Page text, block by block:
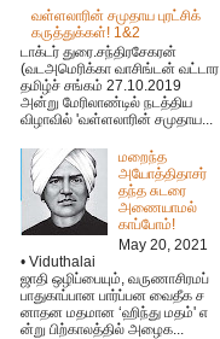
வள்ளலாரின் சமுதாய புரட்சிக்
கருத்துக்கள்! 1&2
டாக்டர் துரை.சந்திரசேகரன்
(வடஅமெரிக்கா வாசிங்டன் வட்டார
தமிழ்ச் சங்கம் 27.10.2019
அன்று மேரிலாண்டில் நடத்திய
விழாவில் 'வள்ளலாரின் சமுதாய...
மறைந்த
அயோத்திதாசர்
தந்த சுடரை
அணையாமல்
காப்போம்!
May 20, 2021
• Viduthalai
ஜாதி ஒழிப்பையும், வருணாசிரமப்
பாதுகாப்பான பார்ப்பன வைதீக ச
னாதன மதமான ‘ஹிந்து மதம்' எ
ன்று பிற்காலத்தில் அழைக...